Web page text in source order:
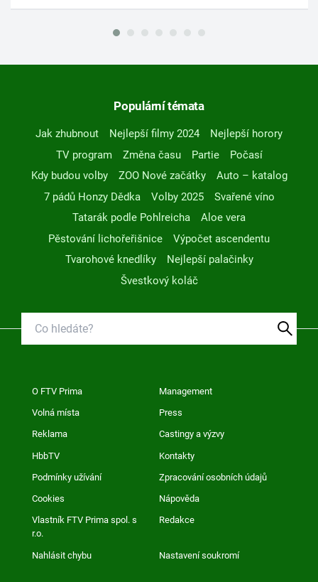
Populární témata
Jak zhubnout Nejlepší filmy 2024
Nejlepší horory
TV program
Změna času Partie
Počasí
Kdy budou volby
ZOO Nové začátky
Auto – katalog
7 pádů Honzy Dědka
Volby 2025
Svařené víno
Tatarák podle Pohlreicha
Aloe vera
Pěstování lichořeřišnice
Výpočet ascendentu
Tvarohové knedlíky
Nejlepší palačinky
Švestkový koláč
O FTV Prima Management
Volná místa Press
Reklama Castingy a výzvy
HbbTV Kontakty
Podmínky užívání Zpracování osobních údajů
Cookies Nápověda
Vlastník FTV Prima spol. s
r.o.
Redakce
Nahlásit chybu Nastavení soukromí